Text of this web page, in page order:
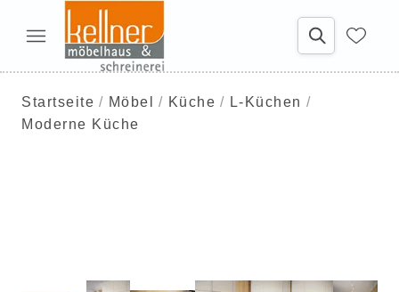
Startseite Möbel Küche
L-Küchen
Moderne Küche